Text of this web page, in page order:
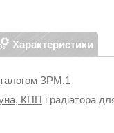
Характеристики
ЗРМ.1
КПП і радіатора